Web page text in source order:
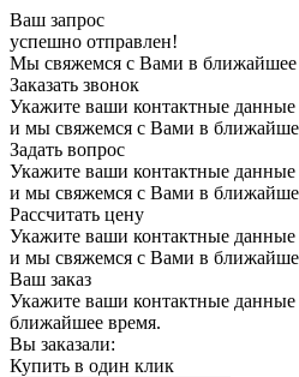
Ваш запрос
успешно отправлен!
Мы свяжемся с Вами в ближайшее
Заказать звонок
Укажите ваши контактные данные
и мы свяжемся с Вами в
Задать вопрос
Укажите ваши контактные данные
и мы свяжемся с Вами в
Рассчитать цену
Укажите ваши контактные данные
и мы свяжемся с Вами в
Ваш заказ
Укажите ваши контактные
ближайшее время.
Вы заказали:
Купить в один клик